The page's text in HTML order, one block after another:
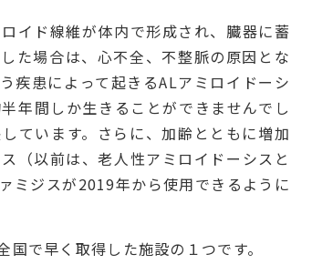
イド線維が体内で形成され、臓器に蓄
た場合は、心不全、不整脈の原因とな
疾患によって起きるALアミロイドーシ
年間しか生きることができませんでし
ています。さらに、加齢とともに増加
（以前は、老人性アミロイドーシスと
ミジスが2019年から使用できるように
で早く取得した施設の１つです。